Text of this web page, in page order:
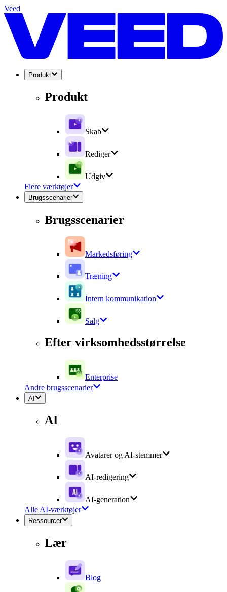
Veed
Produkt
Produkt
Skab
Rediger
Udgiv
Flere værktøjer
Brugsscenarier
Brugsscenarier
Markedsføring
Træning
Intern kommunikation
Salg
Efter virksomhedsstørrelse
Enterprise
Andre brugsscenarier
AI
AI
Avatarer og AI-stemmer
AI-redigering
AI-generation
Alle AI-værktøjer
Ressourcer
Lær
Blog